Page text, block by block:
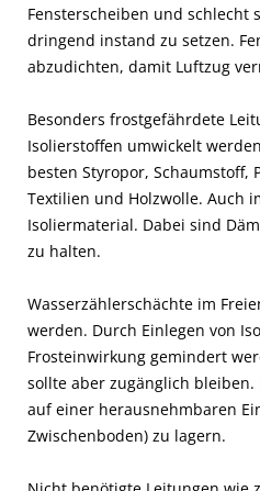
Fensterscheiben und schlecht
dringend instand zu setzen.
abzudichten, damit Luftzug
Besonders frostgefährdete
Isolierstoffen umwickelt
besten Styropor, Schaumstoff,
Textilien und Holzwolle. Auch
Isoliermaterial. Dabei sind
zu halten.
Wasserzählerschächte im
werden. Durch Einlegen von
Frosteinwirkung gemindert
sollte aber zugänglich
auf einer herausnehmbaren
Zwischenboden) zu lagern.